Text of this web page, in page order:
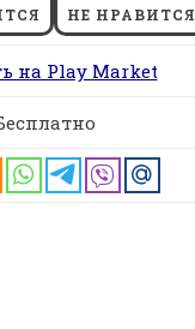
НЕ НРАВИТСЯ
на Play Market